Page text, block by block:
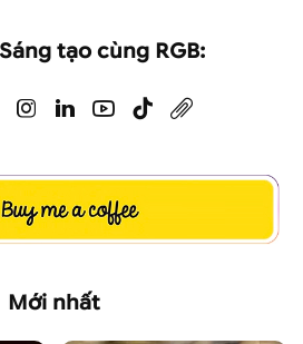
tạo cùng RGB:
Mới nhất